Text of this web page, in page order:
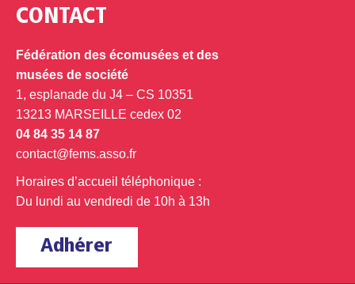
CONTACT
Fédération des écomusées et des
musées de société
1, esplanade du J4 – CS 10351
13213 MARSEILLE cedex 02
04 84 35 14 87
contact@fems.asso.fr
Horaires d’accueil téléphonique :
Du lundi au vendredi de 10h à 13h
Adhérer